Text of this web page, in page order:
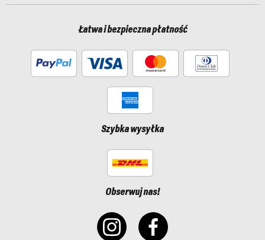
Łatwa i bezpieczna płatność
Szybka wysyłka
Obserwuj nas!